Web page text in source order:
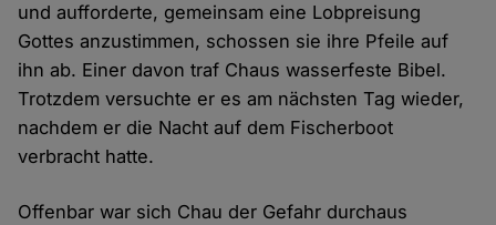
und aufforderte, gemeinsam eine Lobpreisung
Gottes anzustimmen, schossen sie ihre Pfeile auf
ihn ab. Einer davon traf Chaus wasserfeste Bibel.
Trotzdem versuchte er es am nächsten Tag wieder,
nachdem er die Nacht auf dem Fischerboot
verbracht hatte.
Offenbar war sich Chau der Gefahr durchaus